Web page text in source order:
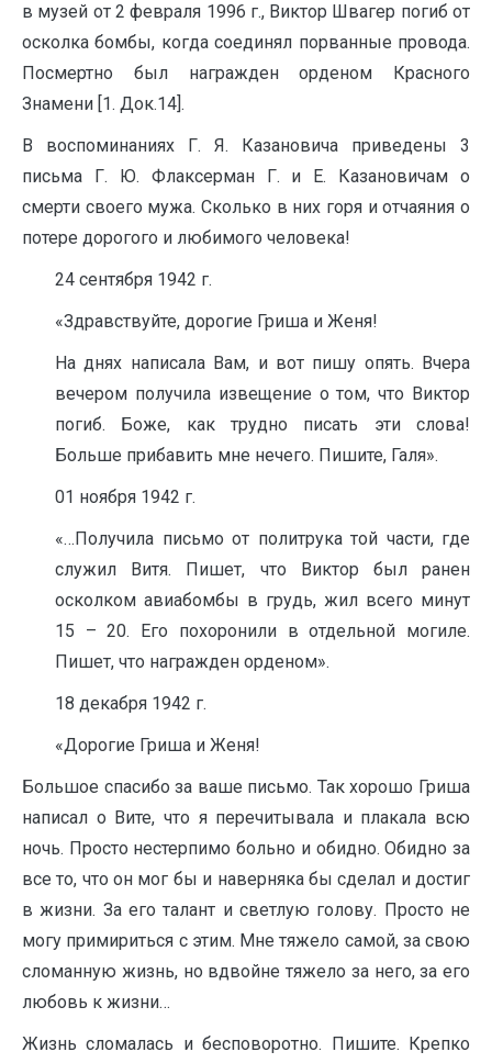
в музей от 2 февраля 1996 г., Виктор Швагер погиб от
осколка бомбы, когда соединял порванные провода.
Посмертно был награжден орденом Красного
Знамени [1. Док.14].
В воспоминаниях Г. Я. Казановича приведены 3
письма Г. Ю. Флаксерман Г. и Е. Казановичам о
смерти своего мужа. Сколько в них горя и отчаяния о
потере дорогого и любимого человека!
24 сентября 1942 г.
«Здравствуйте, дорогие Гриша и Женя!
На днях написала Вам, и вот пишу опять. Вчера
вечером получила извещение о том, что Виктор
погиб. Боже, как трудно писать эти слова!
Больше прибавить мне нечего. Пишите, Галя».
01 ноября 1942 г.
«…Получила письмо от политрука той части, где
служил Витя. Пишет, что Виктор был ранен
осколком авиабомбы в грудь, жил всего минут
15 – 20. Его похоронили в отдельной могиле.
Пишет, что награжден орденом».
18 декабря 1942 г.
«Дорогие Гриша и Женя!
Большое спасибо за ваше письмо. Так хорошо Гриша
написал о Вите, что я перечитывала и плакала всю
ночь. Просто нестерпимо больно и обидно. Обидно за
все то, что он мог бы и наверняка бы сделал и достиг
в жизни. За его талант и светлую голову. Просто не
могу примириться с этим. Мне тяжело самой, за свою
сломанную жизнь, но вдвойне тяжело за него, за его
любовь к жизни…
Жизнь сломалась и бесповоротно. Пишите. Крепко